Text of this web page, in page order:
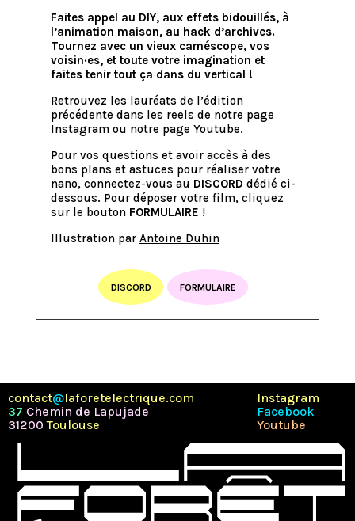
Faites appel au DIY, aux effets bidouillés, à
l’animation maison, au hack d’archives.
Tournez avec un vieux caméscope, vos
voisin·es, et toute votre imagination et
faites tenir tout ça dans du vertical !
Retrouvez les lauréats de l’édition
précédente dans les reels de notre page
Instagramou notre page Youtube.
Pour vos questions et avoir accès à des
bons plans et astuces pour réaliser votre
nano, connectez-vous au DISCORD dédié ci-
dessous. Pour déposer votre film, cliquez
sur le bouton FORMULAIRE !
Illustration par Antoine Duhin
DISCORD FORMULAIRE
contact@laforetelectrique.com
37 Chemin de Lapujade
31200Toulouse
Instagram
Facebook
Youtube